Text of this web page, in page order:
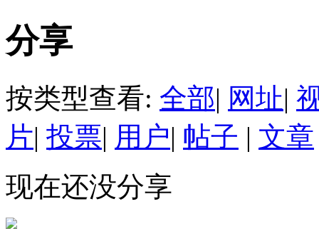
分享
按类型查看: 全部| 网址|
片| 投票| 用户| 帖子 | 文章
现在还没分享